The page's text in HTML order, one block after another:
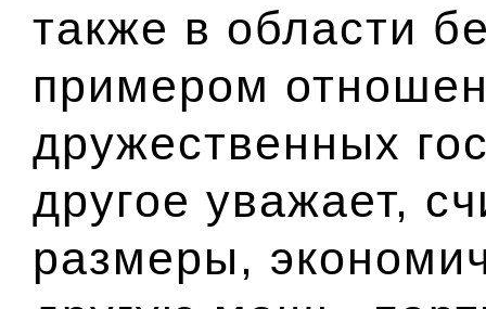
также в области
примером
дружественных
другое уважает,
размеры,